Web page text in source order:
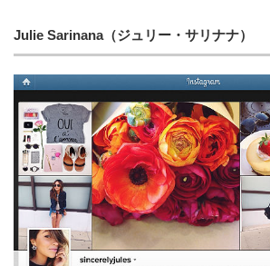
Julie Sarinana（ジュリー・サリナナ）